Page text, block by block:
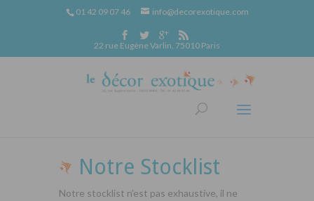
01 42 09 07 46 info@decorexotique.com
22 rue Eugène Varlin, 75010 Paris
Notre Stocklist
Notre stocklist n’est pas exhaustive, il ne